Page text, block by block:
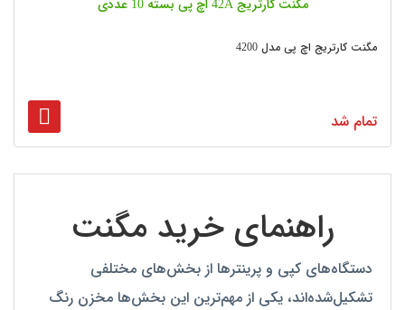
مگنت کارتریج 42A اچ پی بسته 10 عددی
مگنت کارتریج اچ پی مدل 4200
تمام شد
راهنمای خرید مگنت
دستگاه‌های کپی و پرینترها از بخش‌های مختلفی
تشکیل‌شده‌اند، یکی از مهم‌ترین این بخش‌ها مخزن رنگ